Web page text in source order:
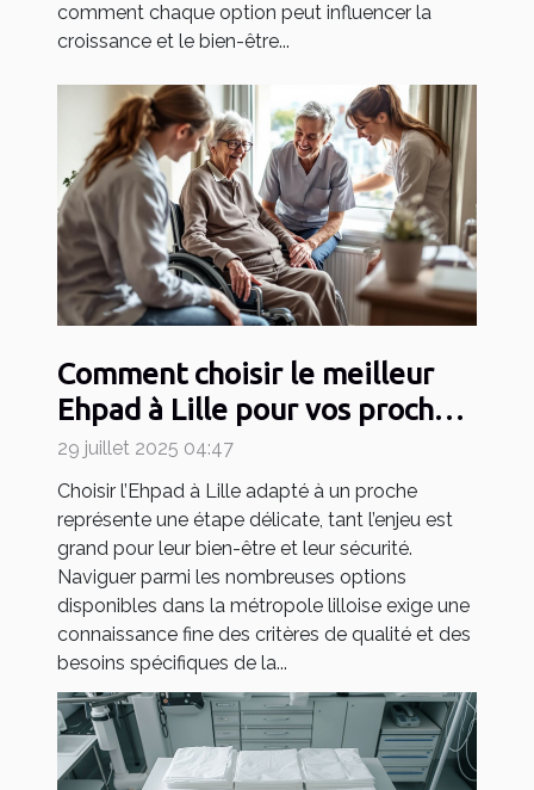
comment chaque option peut influencer la
croissance et le bien-être...
Comment choisir le meilleur
Ehpad à Lille pour vos proches
?
29 juillet 2025 04:47
Choisir l’Ehpad à Lille adapté à un proche
représente une étape délicate, tant l’enjeu est
grand pour leur bien-être et leur sécurité.
Naviguer parmi les nombreuses options
disponibles dans la métropole lilloise exige une
connaissance fine des critères de qualité et des
besoins spécifiques de la...